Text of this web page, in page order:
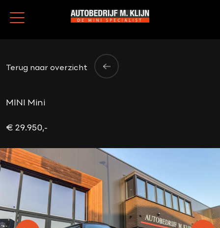
Terug naar overzicht
MINI Mini
€ 29.950,-